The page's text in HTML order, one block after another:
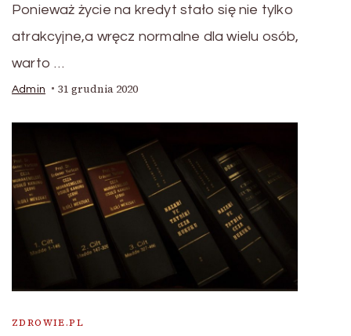
Ponieważ życie na kredyt stało się nie tylko
atrakcyjne,a wręcz normalne dla wielu osób,
warto …
Admin 31 grudnia 2020
ZDROWIE.PL